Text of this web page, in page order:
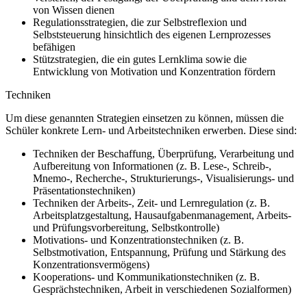
von Wissen dienen
Regulationsstrategien, die zur Selbstreflexion und
Selbststeuerung hinsichtlich des eigenen Lernprozesses
befähigen
Stützstrategien, die ein gutes Lernklima sowie die
Entwicklung von Motivation und Konzentration fördern
Techniken
Um diese genannten Strategien einsetzen zu können, müssen die
Schüler konkrete Lern- und Arbeitstechniken erwerben. Diese sind:
Techniken der Beschaffung, Überprüfung, Verarbeitung und
Aufbereitung von Informationen (z. B. Lese-, Schreib-,
Mnemo-, Recherche-, Strukturierungs-, Visualisierungs- und
Präsentationstechniken)
Techniken der Arbeits-, Zeit- und Lernregulation (z. B.
Arbeitsplatzgestaltung, Hausaufgabenmanagement, Arbeits-
und Prüfungsvorbereitung, Selbstkontrolle)
Motivations- und Konzentrationstechniken (z. B.
Selbstmotivation, Entspannung, Prüfung und Stärkung des
Konzentrationsvermögens)
Kooperations- und Kommunikationstechniken (z. B.
Gesprächstechniken, Arbeit in verschiedenen Sozialformen)